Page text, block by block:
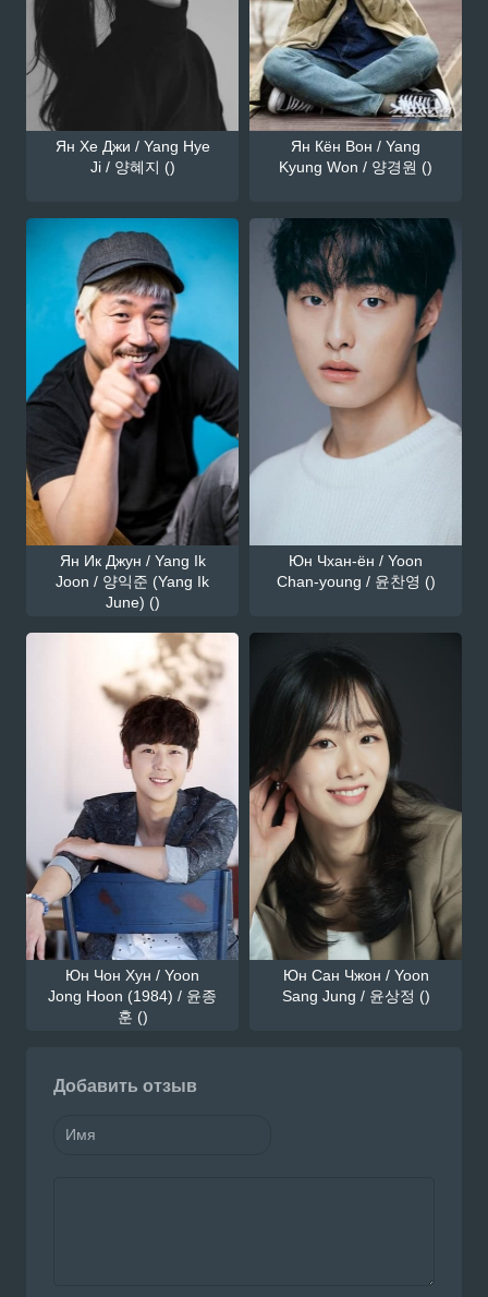
Ян Хе Джи / Yang Hye
Ji / 양혜지 ()
Ян Кён Вон / Yang
Kyung Won / 양경원 ()
Ян Ик Джун / Yang Ik
Joon / 양익준 (Yang Ik
June) ()
Юн Чхан-ён / Yoon
Chan-young / 윤찬영 ()
Юн Чон Хун / Yoon
Jong Hoon (1984) / 윤종
훈 ()
Юн Сан Чжон / Yoon
Sang Jung / 윤상정 ()
Добавить отзыв